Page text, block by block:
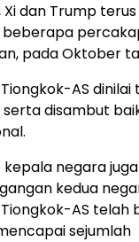
dan Trump
beberapa
pada Oktober
AS
disambut
negara
kedua
AS telah
sejumlah